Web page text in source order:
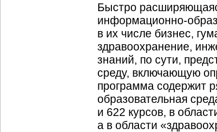
Быстро
информационно-
в их числе бизнес,
здравоохранение,
знаний, по сути,
среду, включающую
программа содержит
образовательная
и 622 курсов, в
а в области